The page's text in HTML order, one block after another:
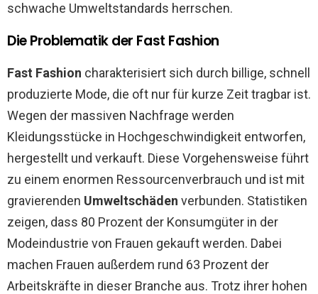
schwache Umweltstandards herrschen.
Die Problematik der Fast Fashion
Fast Fashion charakterisiert sich durch billige, schnell
produzierte Mode, die oft nur für kurze Zeit tragbar ist.
Wegen der massiven Nachfrage werden
Kleidungsstücke in Hochgeschwindigkeit entworfen,
hergestellt und verkauft. Diese Vorgehensweise führt
zu einem enormen Ressourcenverbrauch und ist mit
gravierenden Umweltschäden verbunden. Statistiken
zeigen, dass 80 Prozent der Konsumgüter in der
Modeindustrie von Frauen gekauft werden. Dabei
machen Frauen außerdem rund 63 Prozent der
Arbeitskräfte in dieser Branche aus. Trotz ihrer hohen